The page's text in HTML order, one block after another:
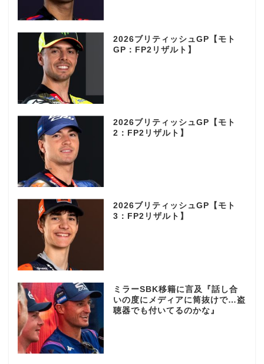
2026ブリティッシュGP【モト
GP：FP2リザルト】
2026ブリティッシュGP【モト
2：FP2リザルト】
2026ブリティッシュGP【モト
3：FP2リザルト】
ミラーSBK移籍に言及『話し合
いの度にメディアに筒抜けで…盗
聴器でも付いてるのかな』